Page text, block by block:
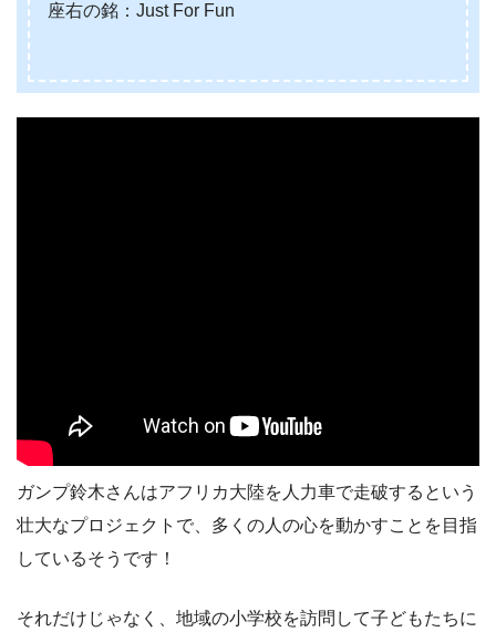
座右の銘：Just For Fun
ガンプ鈴木さんはアフリカ大陸を人力車で走破するという
壮大なプロジェクトで、多くの人の心を動かすことを目指
しているそうです！
それだけじゃなく、地域の小学校を訪問して子どもたちに